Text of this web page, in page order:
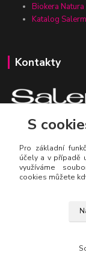
Biokera
Katalog
Kontakty
Zákaznická linka
+420 777 271
S
Pro základní
účely a v případě
využíváme
cookies můžete